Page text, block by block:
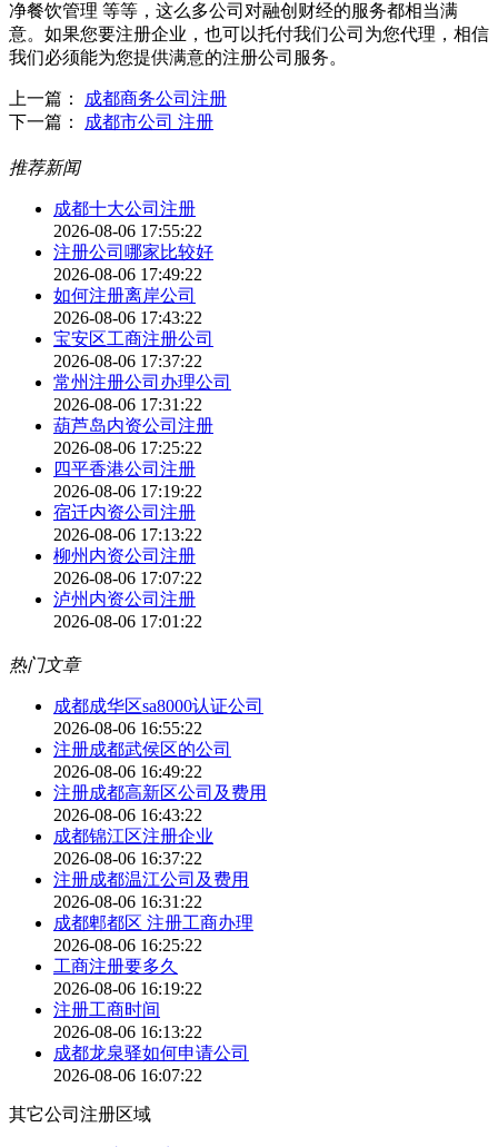
净餐饮管理 等等，这么多公司对融创财经的服务都相当满
意。如果您要注册企业，也可以托付我们公司为您代理，相信
我们必须能为您提供满意的注册公司服务。
上一篇：
成都商务公司注册
下一篇：
成都市公司 注册
推荐新闻
成都十大公司注册
2026-08-06 17:55:22
注册公司哪家比较好
2026-08-06 17:49:22
如何注册离岸公司
2026-08-06 17:43:22
宝安区工商注册公司
2026-08-06 17:37:22
常州注册公司办理公司
2026-08-06 17:31:22
葫芦岛内资公司注册
2026-08-06 17:25:22
四平香港公司注册
2026-08-06 17:19:22
宿迁内资公司注册
2026-08-06 17:13:22
柳州内资公司注册
2026-08-06 17:07:22
泸州内资公司注册
2026-08-06 17:01:22
热门文章
成都成华区sa8000认证公司
2026-08-06 16:55:22
注册成都武侯区的公司
2026-08-06 16:49:22
注册成都高新区公司及费用
2026-08-06 16:43:22
成都锦江区注册企业
2026-08-06 16:37:22
注册成都温江公司及费用
2026-08-06 16:31:22
成都郫都区 注册工商办理
2026-08-06 16:25:22
工商注册要多久
2026-08-06 16:19:22
注册工商时间
2026-08-06 16:13:22
成都龙泉驿如何申请公司
2026-08-06 16:07:22
其它公司注册区域